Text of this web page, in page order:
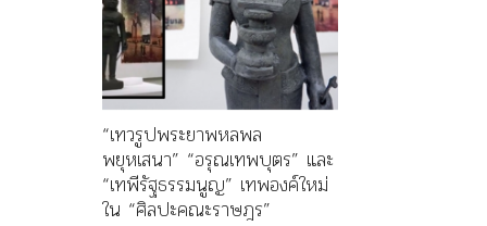
“เทวรูปพระยาพหลพล
พยุหเสนา” “อรุณเทพบุตร” และ
“เทพีรัฐธรรมนูญ” เทพองค์ใหม่
ใน “ศิลปะคณะราษฎร”